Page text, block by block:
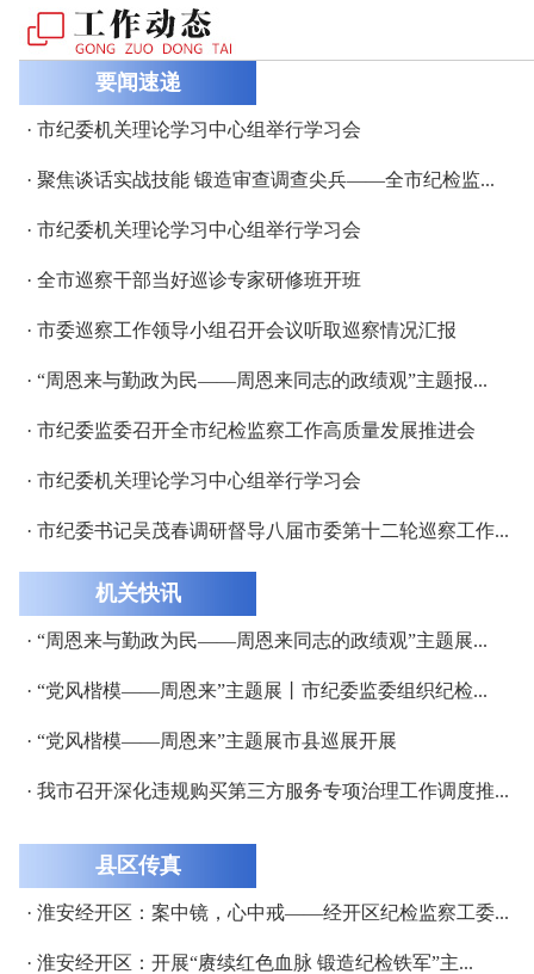
要闻速递
· 市纪委机关理论学习中心组举行学习会
· 聚焦谈话实战技能 锻造审查调查尖兵——全市纪检监...
· 市纪委机关理论学习中心组举行学习会
· 全市巡察干部当好巡诊专家研修班开班
· 市委巡察工作领导小组召开会议听取巡察情况汇报
· “周恩来与勤政为民——周恩来同志的政绩观”主题报...
· 市纪委监委召开全市纪检监察工作高质量发展推进会
· 市纪委机关理论学习中心组举行学习会
· 市纪委书记吴茂春调研督导八届市委第十二轮巡察工作...
机关快讯
· “周恩来与勤政为民——周恩来同志的政绩观”主题展...
· “党风楷模——周恩来”主题展丨市纪委监委组织纪检...
· “党风楷模——周恩来”主题展市县巡展开展
· 我市召开深化违规购买第三方服务专项治理工作调度推...
县区传真
· 淮安经开区：案中镜，心中戒——经开区纪检监察工委...
· 淮安经开区：开展“赓续红色血脉 锻造纪检铁军”主...